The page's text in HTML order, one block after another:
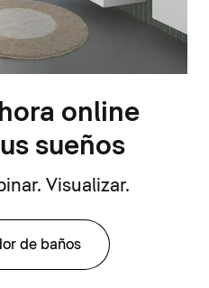
online
sueños
Visualizar.
de baños